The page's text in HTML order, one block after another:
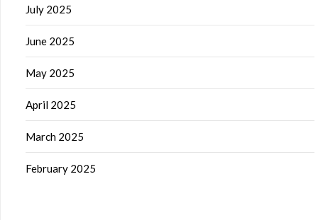
July 2025
June 2025
May 2025
April 2025
March 2025
February 2025